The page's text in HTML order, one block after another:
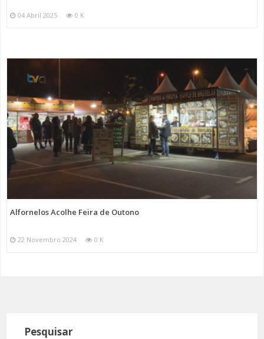
04 Abril 2025 0 K
Alfornelos Acolhe Feira de Outono
22 Novembro 2024 0 K
Pesquisar